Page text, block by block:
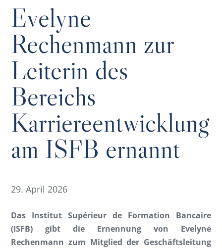
Evelyne
Rechenmann zur
Leiterin des
Bereichs
Karriereentwicklung
am ISFB ernannt
29. April 2026
Das Institut Supérieur de Formation Bancaire
(ISFB) gibt die Ernennung von Evelyne
Rechenmann zum Mitglied der Geschäftsleitung